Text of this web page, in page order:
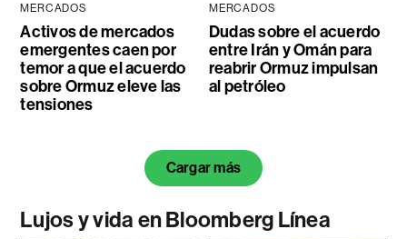
MERCADOS
Activos de mercados
emergentes caen por
temor a que el acuerdo
sobre Ormuz eleve las
tensiones
MERCADOS
Dudas sobre el acuerdo
entre Irán y Omán para
reabrir Ormuz impulsan
al petróleo
Cargar más
Lujos y vida en Bloomberg Línea